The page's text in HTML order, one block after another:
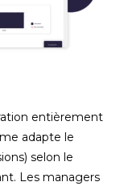
entièrement
adapte le
selon le
Les managers